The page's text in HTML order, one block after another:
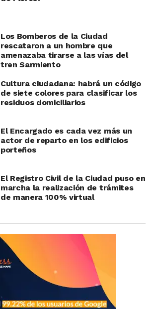
Los Bomberos de la Ciudad
rescataron a un hombre que
amenazaba tirarse a las vías del
tren Sarmiento
Cultura ciudadana: habrá un código
de siete colores para clasificar los
residuos domiciliarios
El Encargado es cada vez más un
actor de reparto en los edificios
porteños
El Registro Civil de la Ciudad puso en
marcha la realización de trámites
de manera 100% virtual